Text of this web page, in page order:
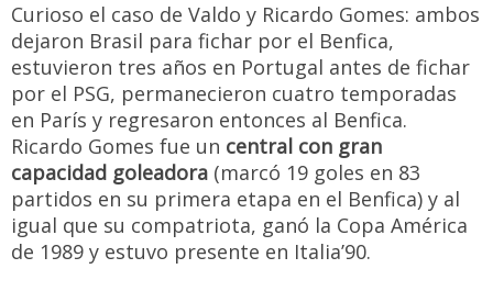
Curioso el caso de Valdo y Ricardo Gomes: ambos
dejaron Brasil para fichar por el Benfica,
estuvieron tres años en Portugal antes de fichar
por el PSG, permanecieron cuatro temporadas
en París y regresaron entonces al Benfica.
Ricardo Gomes fue un central con gran
capacidad goleadora (marcó 19 goles en 83
partidos en su primera etapa en el Benfica) y al
igual que su compatriota, ganó la Copa América
de 1989 y estuvo presente en Italia’90.